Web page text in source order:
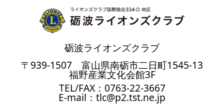
砺波ライオンズクラブ
〒939-1507 富山県南砺市二日町1545-13
福野産業文化会館3F
TEL/FAX：0763-22-3667
E-mail：tlc@p2.tst.ne.jp